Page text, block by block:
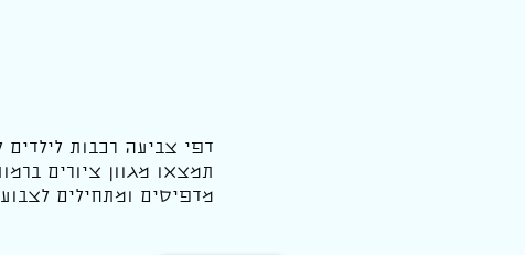
דפי צביעה רכבות
תמצאו מגוון ציורים
מדפיסים ומתחילים